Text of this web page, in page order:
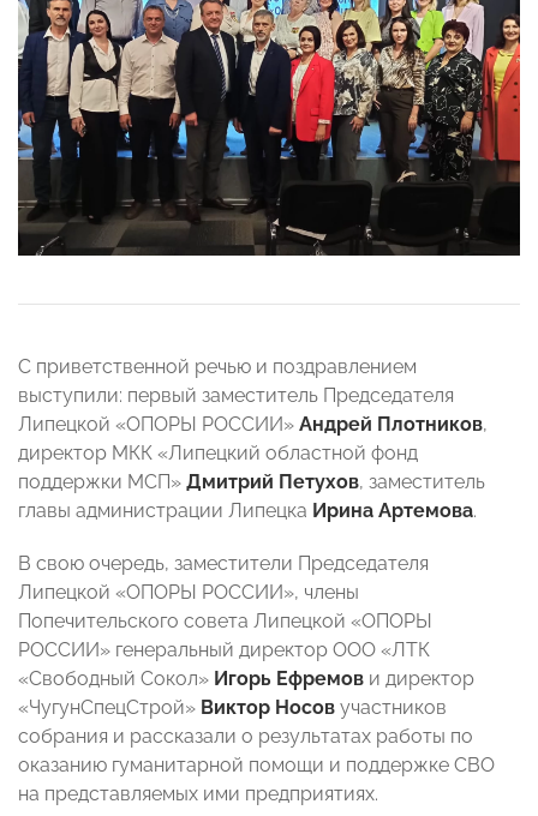
С приветственной речью и поздравлением
выступили: первый заместитель Председателя
Липецкой «ОПОРЫ РОССИИ» Андрей Плотников,
директор МКК «Липецкий областной фонд
поддержки МСП» Дмитрий Петухов, заместитель
главы администрации Липецка Ирина Артемова.
В свою очередь, заместители Председателя
Липецкой «ОПОРЫ РОССИИ», члены
Попечительского совета Липецкой «ОПОРЫ
РОССИИ» генеральный директор ООО «ЛТК
«Свободный Сокол» Игорь Ефремов и директор
«ЧугунСпецСтрой» Виктор Носов участников
собрания и рассказали о результатах работы по
оказанию гуманитарной помощи и поддержке СВО
на представляемых ими предприятиях.